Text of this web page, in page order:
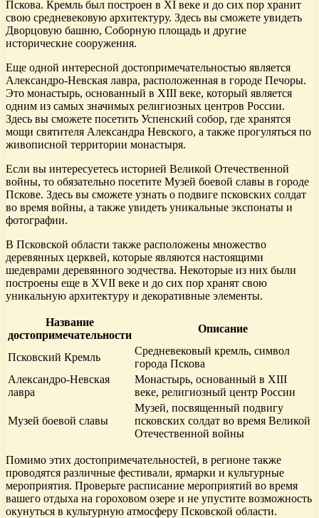
Пскова. Кремль был построен в XI веке и до сих пор хранит
свою средневековую архитектуру. Здесь вы сможете увидеть
Дворцовую башню, Соборную площадь и другие
исторические сооружения.
Еще одной интересной достопримечательностью является
Александро-Невская лавра, расположенная в городе Печоры.
Это монастырь, основанный в XIII веке, который является
одним из самых значимых религиозных центров России.
Здесь вы сможете посетить Успенский собор, где хранятся
мощи святителя Александра Невского, а также прогуляться по
живописной территории монастыря.
Если вы интересуетесь историей Великой Отечественной
войны, то обязательно посетите Музей боевой славы в городе
Пскове. Здесь вы сможете узнать о подвиге псковских солдат
во время войны, а также увидеть уникальные экспонаты и
фотографии.
В Псковской области также расположены множество
деревянных церквей, которые являются настоящими
шедеврами деревянного зодчества. Некоторые из них были
построены еще в XVII веке и до сих пор хранят свою
уникальную архитектуру и декоративные элементы.
Название
достопримечательности
Описание
Псковский Кремль
Средневековый кремль, символ
города Пскова
Александро-Невская
лавра
Монастырь, основанный в XIII
веке, религиозный центр России
Музей боевой славы
Музей, посвященный подвигу
псковских солдат во время Великой
Отечественной войны
Помимо этих достопримечательностей, в регионе также
проводятся различные фестивали, ярмарки и культурные
мероприятия. Проверьте расписание мероприятий во время
вашего отдыха на гороховом озере и не упустите возможность
окунуться в культурную атмосферу Псковской области.